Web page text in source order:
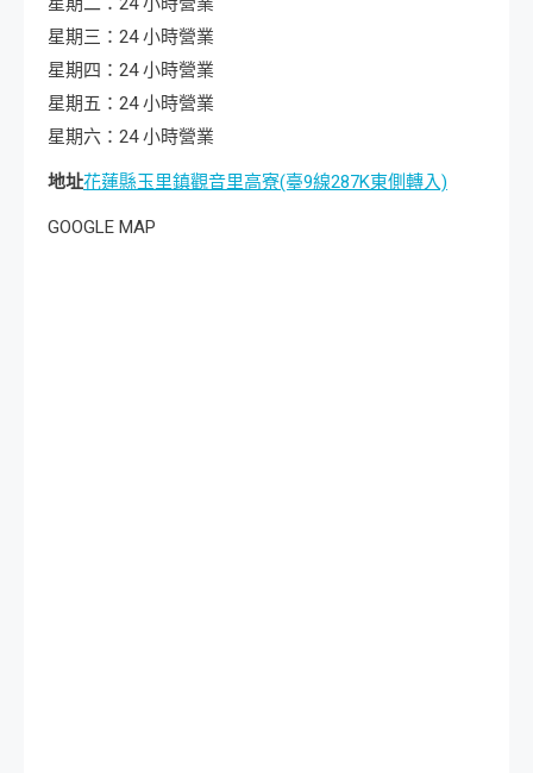
星期三：24 小時營業
星期四：24 小時營業
星期五：24 小時營業
星期六：24 小時營業
地址花蓮縣玉里鎮觀音里高寮(臺9線287K東側轉入)
GOOGLE MAP